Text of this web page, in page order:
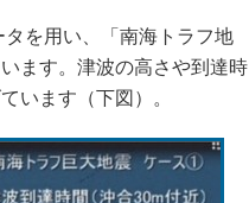
を用い、「南海トラフ地
ます。津波の高さや到達時
います（下図）。